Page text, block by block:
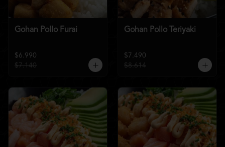
Gohan Pollo Furai
$6.990
$7.140
Gohan Pollo Teriyaki
$7.490
$8.614